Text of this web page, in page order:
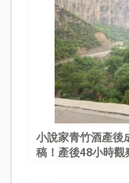
小說家青竹酒產後
稿！產後48小時觀